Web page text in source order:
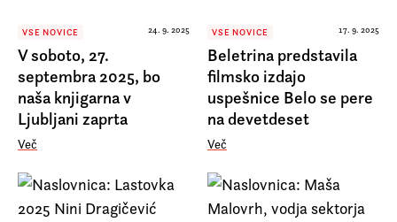
VSE NOVICE 24. 9. 2025
V soboto, 27.
septembra 2025, bo
naša knjigarna v
Ljubljani zaprta
Več
VSE NOVICE 17. 9. 2025
Beletrina predstavila
filmsko izdajo
uspešnice Belo se pere
na devetdeset
Več